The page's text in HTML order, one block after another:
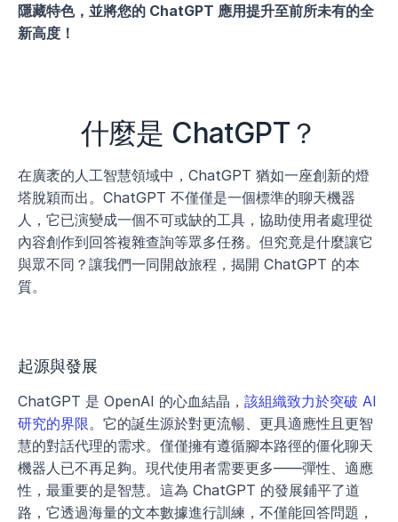
隱藏特色，並將您的 ChatGPT 應用提升至前所未有的全
新高度！
什麼是 ChatGPT？
在廣袤的人工智慧領域中，ChatGPT 猶如一座創新的燈
塔脫穎而出。ChatGPT 不僅僅是一個標準的聊天機器
人，它已演變成一個不可或缺的工具，協助使用者處理從
內容創作到回答複雜查詢等眾多任務。但究竟是什麼讓它
與眾不同？讓我們一同開啟旅程，揭開 ChatGPT 的本
質。
起源與發展
ChatGPT 是 OpenAI 的心血結晶， 該組織致力於突破 AI
研究的界限。它的誕生源於對更流暢、更具適應性且更智
慧的對話代理的需求。僅僅擁有遵循腳本路徑的僵化聊天
機器人已不再足夠。現代使用者需要更多——彈性、適應
性，最重要的是智慧。這為 ChatGPT 的發展鋪平了道
路，它透過海量的文本數據進行訓練，不僅能回答問題，